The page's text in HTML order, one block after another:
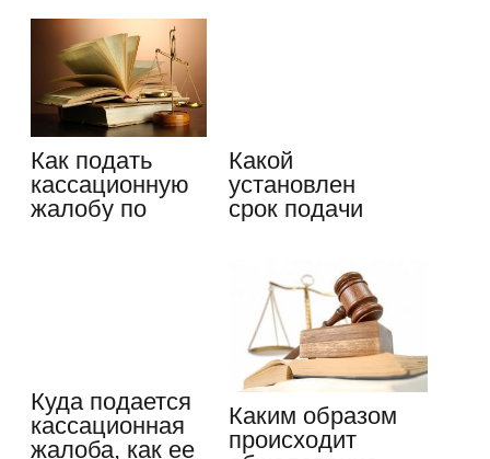
гражданским
делам в РФ
Как подать
кассационную
жалобу по
Какой
установлен
срок подачи
Куда подается
кассационная
жалоба, как ее
Каким образом
происходит